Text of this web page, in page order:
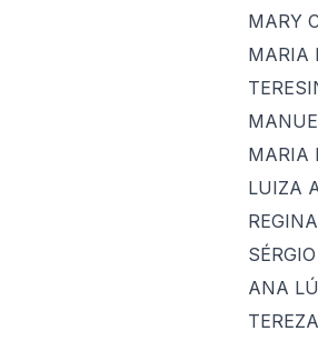
MARY
MARIA
MARIA
LUIZA
ANA